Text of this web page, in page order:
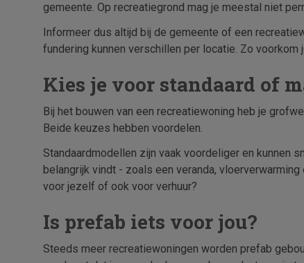
gemeente. Op recreatiegrond mag je meestal niet
Informeer dus altijd bij de gemeente of een
fundering kunnen verschillen per locatie. Zo
Kies je voor standaard of
Bij het bouwen van een recreatiewoning heb je
Beide keuzes hebben voordelen.
Standaardmodellen zijn vaak voordeliger en kunnen
belangrijk vindt - zoals een veranda,
voor jezelf of ook voor verhuur?
Is prefab iets voor jou?
Steeds meer recreatiewoningen worden prefab